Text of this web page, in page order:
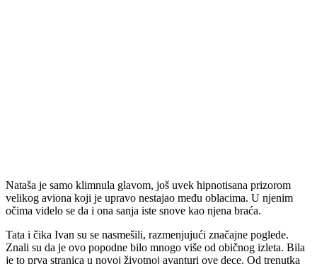
Nataša je samo klimnula glavom, još uvek hipnotisana prizorom
velikog aviona koji je upravo nestajao među oblacima. U njenim
očima videlo se da i ona sanja iste snove kao njena braća.
Tata i čika Ivan su se nasmešili, razmenjujući značajne poglede.
Znali su da je ovo popodne bilo mnogo više od običnog izleta. Bila
je to prva stranica u novoj životnoj avanturi ove dece. Od trenutka